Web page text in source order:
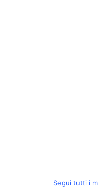
Segui tutti i